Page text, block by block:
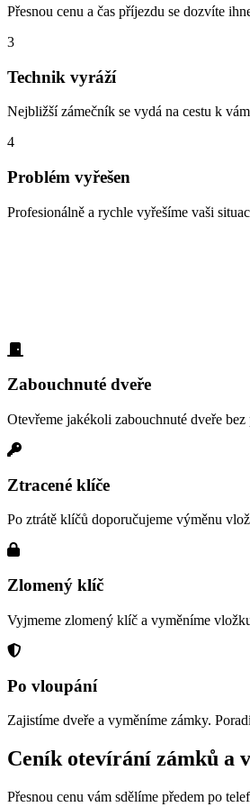
Přesnou cenu a čas příjezdu se dozvíte
3
Technik vyráží
Nejbližší zámečník se vydá na cestu k
4
Problém vyřešen
Profesionálně a rychle vyřešíme vaši
Zabouchnuté dveře
Otevřeme jakékoli zabouchnuté dveře bez
Ztracené klíče
Po ztrátě klíčů doporučujeme výměnu
Zlomený klíč
Vyjmeme zlomený klíč a vyměníme
Po vloupání
Zajistíme dveře a vyměníme zámky.
Ceník otevírání zámků a
Přesnou cenu vám sdělíme předem po